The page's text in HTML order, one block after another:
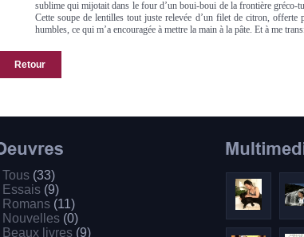
sublime qui mijotait dans le four d’un boui-boui de la frontière gréco-
Cette soupe de lentilles tout juste relevée d’un filet de citron,
humbles, ce qui m’a encouragée à mettre la main à la pâte. Et à me
Retour
Tous (33)
Essais (9)
Romans (11)
Nouvelles (0)
Beaux livres (9)